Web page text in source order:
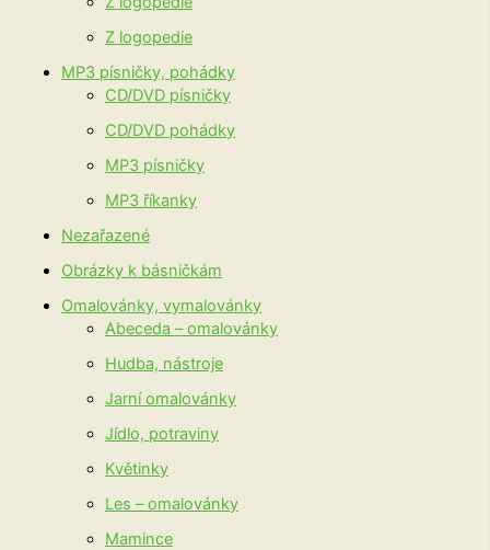
Z logopedie
MP3 písničky, pohádky
CD/DVD písničky
CD/DVD pohádky
MP3 písničky
MP3 říkanky
Nezařazené
Obrázky k básničkám
Omalovánky, vymalovánky
Abeceda – omalovánky
Hudba, nástroje
Jarní omalovánky
Jídlo, potraviny
Květinky
Les – omalovánky
Mamince